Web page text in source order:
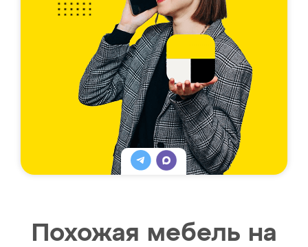
Похожая мебель на